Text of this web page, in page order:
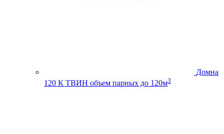
Домна
120 К ТВИН объем парных до 120м3